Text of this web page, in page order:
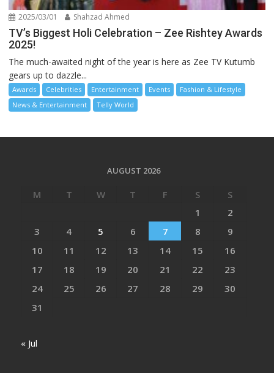
2025/03/01 Shahzad Ahmed
TV’s Biggest Holi Celebration – Zee Rishtey Awards
2025!
The much-awaited night of the year is here as Zee TV Kutumb
gears up to dazzle...
Awards Celebrities Entertainment Events
Fashion & Lifestyle
News & Entertainment
Telly World
AUGUST 2026
M T W T F S
S
1
2
3
4 5 6 7 8
9
10
11 12 13 14 15
16
17
18 19 20 21 22
23
24
25 26 27 28 29
30
31
« Jul